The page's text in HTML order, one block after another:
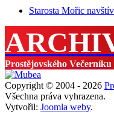
Starosta Mořic
Prostějovského Večerníku
Copyright © 2004 - 2026
Všechna práva vyhrazena.
Vytvořil: Joomla weby.